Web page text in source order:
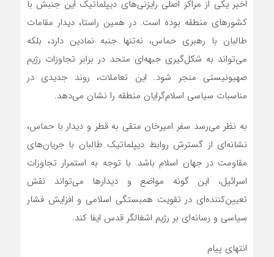
اخیر یکی از مراکز اصلی رایزنی‌های دیپلماتیک این جنبش با
کشورهای منطقه بوده است. در همین راستا، دیدار مقامات
طالبان با رهبری حماس، نه‌تنها جنبه نمادین دارد، بلکه
می‌تواند به شکل‌گیری جبهه‌ای متحد در برابر تجاوزات رژیم
صهیونیستی منجر شود. این تعاملات، روند جدیدی در
مناسبات سیاسی اسلام‌گرایان منطقه را نشان می‌دهد.
به نظر می‌رسد سفر امیرخان متقی به قطر و دیدار با حماس،
نشانه‌ای از گسترش روابط دیپلماتیک طالبان با جریان‌های
مقاومت در جهان اسلام باشد. با توجه به استمرار تجاوزات
اسرائیل، این گونه مواضع و دیدارها می‌تواند نقش
تعیین‌کننده‌ای در تقویت همبستگی اسلامی و افزایش فشار
سیاسی و رسانه‌ای بر رژیم اشغالگر قدس ایفا کند.
انتهای پیام